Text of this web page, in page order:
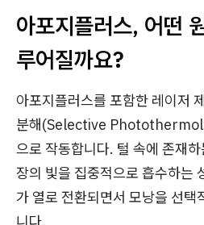
아포지플러스, 어떤
루어질까요?
아포지플러스를 포함한 레이저
분해(Selective
으로 작동합니다. 털 속에 존재
장의 빛을 집중적으로 흡수하는
가 열로 전환되면서 모낭을 선택